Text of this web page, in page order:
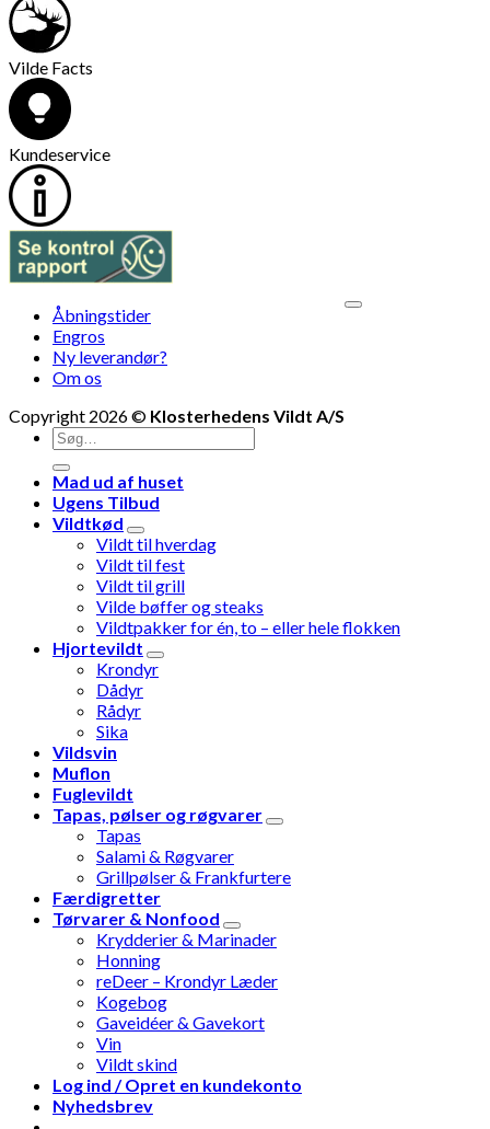
Vilde Facts
Kundeservice
Åbningstider
Engros
Ny leverandør?
Om os
Copyright 2026 © Klosterhedens Vildt A/S
Søg
efter:
Mad ud af huset
Ugens Tilbud
Vildtkød
Vildt til hverdag
Vildt til fest
Vildt til grill
Vilde bøffer og steaks
Vildtpakker for én, to – eller hele flokken
Hjortevildt
Krondyr
Dådyr
Rådyr
Sika
Vildsvin
Muflon
Fuglevildt
Tapas, pølser og røgvarer
Tapas
Salami & Røgvarer
Grillpølser & Frankfurtere
Færdigretter
Tørvarer & Nonfood
Krydderier & Marinader
Honning
reDeer – Krondyr Læder
Kogebog
Gaveidéer & Gavekort
Vin
Vildt skind
Log ind / Opret en kundekonto
Nyhedsbrev